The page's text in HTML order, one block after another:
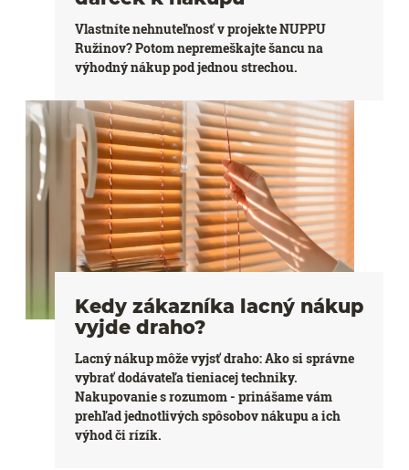
Vlastníte nehnuteľnosť v projekte NUPPU
Ružinov? Potom nepremeškajte šancu na
výhodný nákup pod jednou strechou.
Kedy zákazníka lacný nákup
vyjde draho?
Lacný nákup môže vyjsť draho: Ako si správne
vybrať dodávateľa tieniacej techniky.
Nakupovanie s rozumom - prinášame vám
prehľad jednotlivých spôsobov nákupu a ich
výhod či rízík.